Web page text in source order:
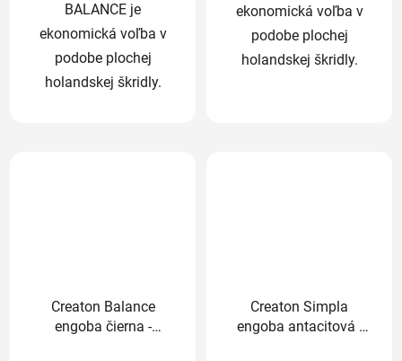
BALANCE je
ekonomická voľba v
podobe plochej
holandskej škridly.
ekonomická voľba v
podobe plochej
holandskej škridly.
Creaton Balance
engoba čierna -
Creaton Simpla
engoba antacitová -